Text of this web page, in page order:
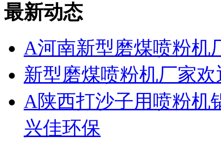
最新动态
A河南新型磨煤喷粉机
新型磨煤喷粉机厂家
A陕西打沙子用喷粉机
兴佳环保